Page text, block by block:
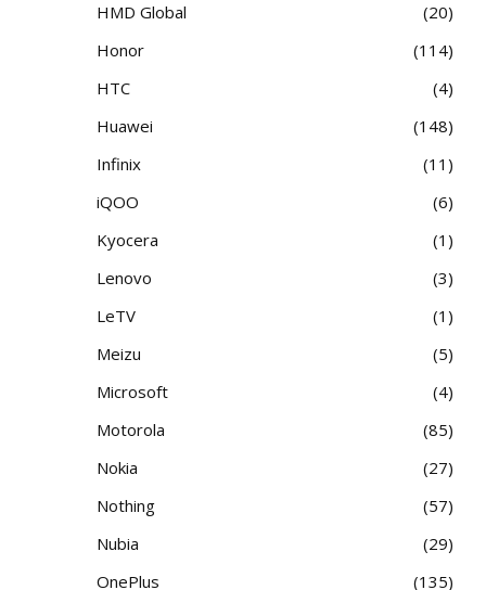
HMD Global
20
Honor
114
HTC
4
Huawei
148
Infinix
11
iQOO
6
Kyocera
1
Lenovo
3
LeTV
1
Meizu
5
Microsoft
4
Motorola
85
Nokia
27
Nothing
57
Nubia
29
OnePlus
135